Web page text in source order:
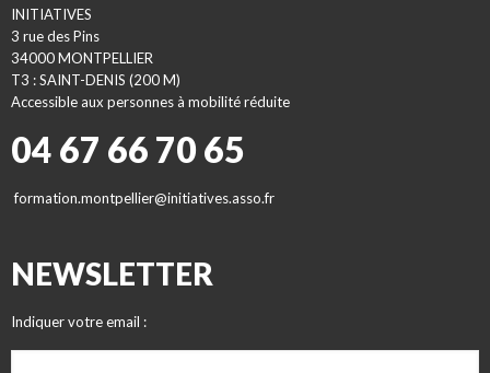
INITIATIVES
3 rue des Pins
34000 MONTPELLIER
T3 : SAINT-DENIS (200 M)
Accessible aux personnes à mobilité réduite
04 67 66 70 65
formation.montpellier@initiatives.asso.fr
NEWSLETTER
Indiquer votre email :